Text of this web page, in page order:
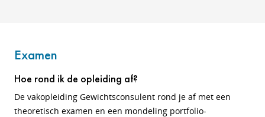
Examen
Hoe rond ik de opleiding af?
De vakopleiding Gewichtsconsulent rond je af met een
theoretisch examen en een mondeling portfolio-